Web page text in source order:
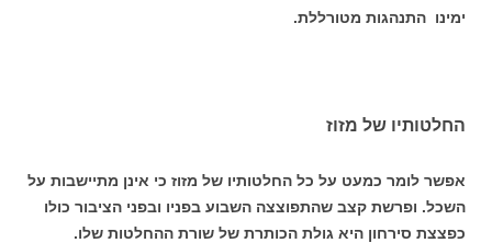
ימינו התנהגות מטורללת.
החלטותיו של מזוז
אפשר לומר כמעט על כל החלטותיו של מזוז כי אינן מתיישבות על
השכל. ופרשת קצב שהתפוצצה השבוע בפניו ובפני הציבור כולו
כפצצת סירחון היא גולת הכותרת של שורת ההחלטות שלו.